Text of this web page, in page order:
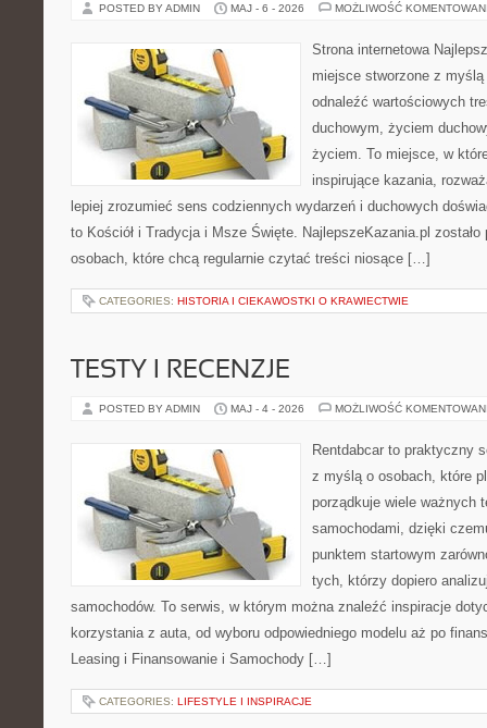
POSTED BY ADMIN MAJ - 6 - 2026 MOŻLIWOŚĆ
Strona internetowa
miejsce stworzone z
odnaleźć wartościowych
duchowym, życiem
życiem. To miejsce, w
inspirujące kazania,
lepiej zrozumieć sens codziennych wydarzeń i duchowych
to Kościół i Tradycja i Msze Święte. NajlepszeKazania.pl
osobach, które chcą regularnie czytać treści niosące […]
CATEGORIES: HISTORIA I CIEKAWOSTKI O KRAWIECTWIE
TESTY I RECENZJE
POSTED BY ADMIN MAJ - 4 - 2026 MOŻLIWOŚĆ
Rentdabcar to praktyczny
z myślą o osobach, które
porządkuje wiele ważnych
samochodami, dzięki
punktem startowym
tych, którzy dopiero
samochodów. To serwis, w którym można znaleźć inspiracje
korzystania z auta, od wyboru odpowiedniego modelu aż po
Leasing i Finansowanie i Samochody […]
CATEGORIES: LIFESTYLE I INSPIRACJE